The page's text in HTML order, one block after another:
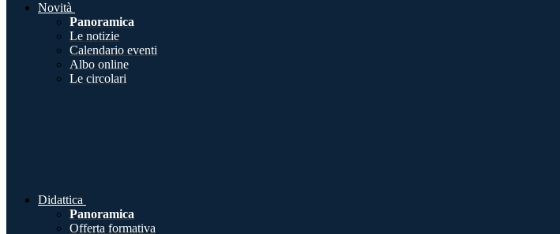
Novità
Panoramica
Le notizie
Calendario eventi
Albo online
Le circolari
Didattica
Panoramica
Offerta formativa